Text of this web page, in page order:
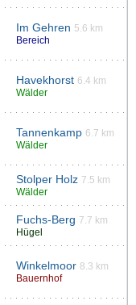
Im Gehren 5.6 km
Bereich
Havekhorst 6.4 km
Wälder
Tannenkamp 6.7 km
Wälder
Stolper Holz 7.5 km
Wälder
Fuchs-Berg 7.7 km
Hügel
Winkelmoor 8.3 km
Bauernhof